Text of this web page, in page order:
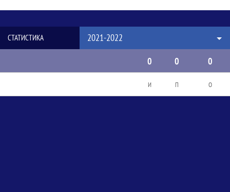
СТАТИСТИКА
2021-2022
0
0 0
И П О